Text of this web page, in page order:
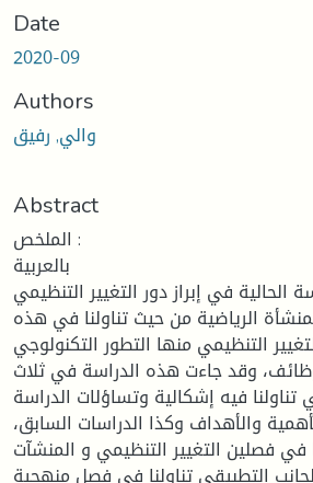
Date
2020-09
Authors
والي, رفيق
Abstract
الملخص :
بالعربية
الحالية في إبراز دور التغيير التنظيمي
الرياضية من حيث تناولنا في هذه
التنظيمي منها التطور التكنولوجي
وقد جاءت هذه الدراسة في ثلاث
فيه إشكالية وتساؤلات الدراسة
والأهداف وكذا الدراسات السابق،
في فصلين التغيير التنظيمي و المنشآت
التطبيقي تناولنا في فصل منهجية